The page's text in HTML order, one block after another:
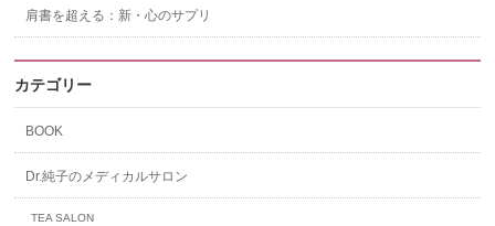
肩書を超える：新・心のサプリ
カテゴリー
BOOK
Dr.純子のメディカルサロン
TEA SALON